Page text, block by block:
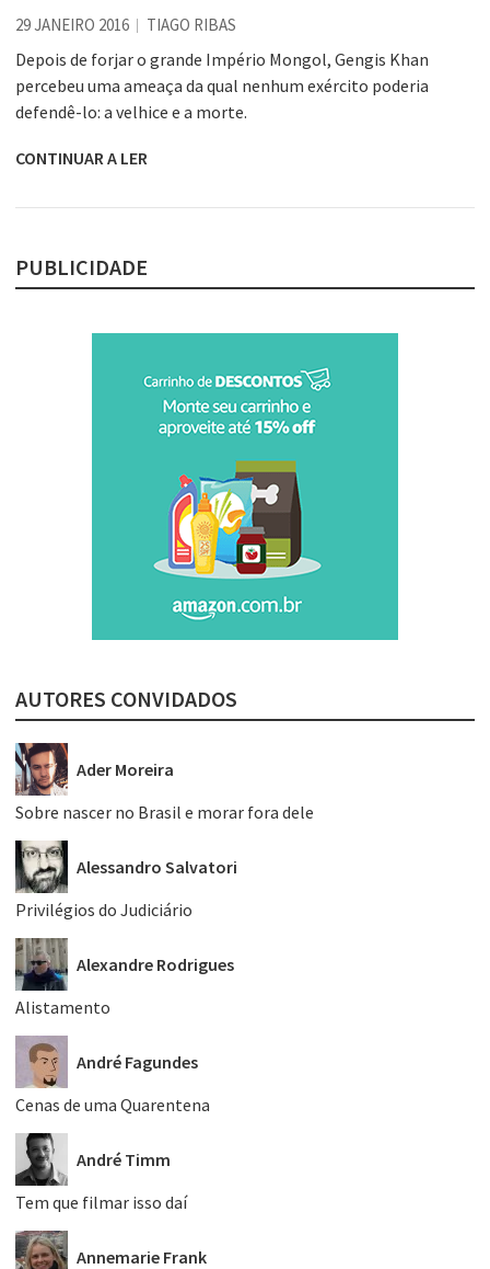
29 JANEIRO 2016 TIAGO RIBAS
Depois de forjar o grande Império Mongol, Gengis Khan
percebeu uma ameaça da qual nenhum exército poderia
defendê-lo: a velhice e a morte.
CONTINUAR A LER
PUBLICIDADE
AUTORES CONVIDADOS
Ader Moreira
Sobre nascer no Brasil e morar fora dele
Alessandro Salvatori
Privilégios do Judiciário
Alexandre Rodrigues
Alistamento
André Fagundes
Cenas de uma Quarentena
André Timm
Tem que filmar isso daí
Annemarie Frank